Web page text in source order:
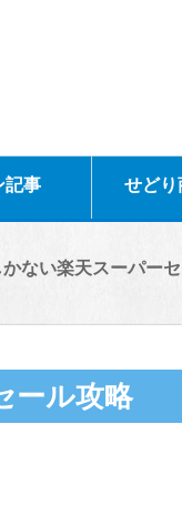
記事 せどり
ない楽天スーパー
ール攻略